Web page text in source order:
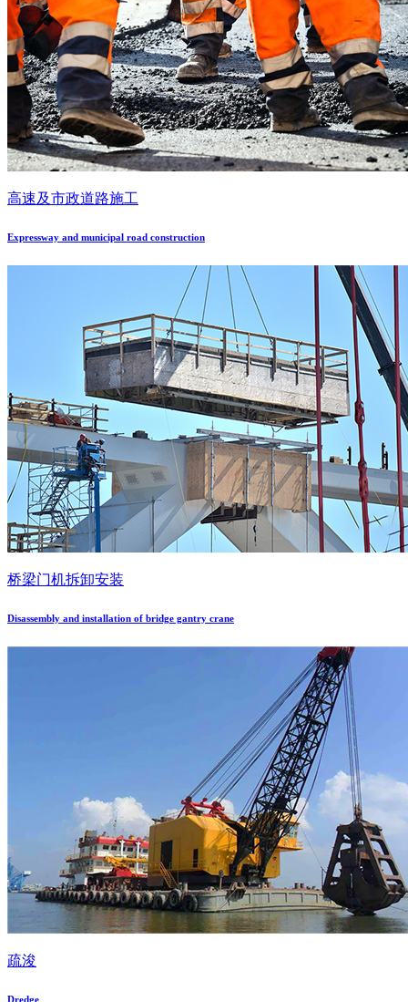
高速及市政道路施工
Expressway and municipal road construction
桥梁门机拆卸安装
Disassembly and installation of bridge gantry crane
疏浚
Dredge